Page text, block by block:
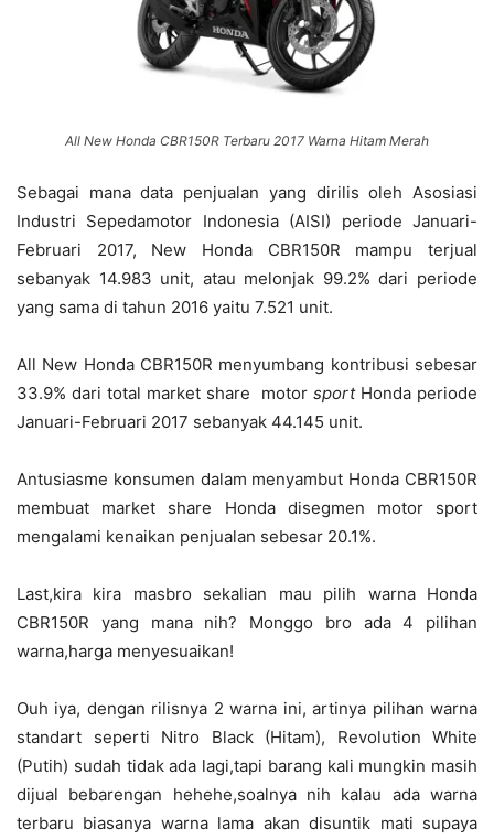
All New Honda CBR150R Terbaru 2017 Warna Hitam Merah
Sebagai mana data penjualan yang dirilis oleh Asosiasi
Industri Sepedamotor Indonesia (AISI) periode Januari-
Februari 2017, New Honda CBR150R mampu terjual
sebanyak 14.983 unit, atau melonjak 99.2% dari periode
yang sama di tahun 2016 yaitu 7.521 unit.
All New Honda CBR150R menyumbang kontribusi sebesar
33.9% dari total market share motor sportHonda periode
Januari-Februari 2017 sebanyak 44.145 unit.
Antusiasme konsumen dalam menyambut Honda CBR150R
membuat market share Honda disegmen motor sport
mengalami kenaikan penjualan sebesar 20.1%.
Last,kira kira masbro sekalian mau pilih warna Honda
CBR150R yang mana nih? Monggo bro ada 4 pilihan
warna,harga menyesuaikan!
Ouh iya, dengan rilisnya 2 warna ini, artinya pilihan warna
standart seperti Nitro Black (Hitam), Revolution White
(Putih) sudah tidak ada lagi,tapi barang kali mungkin masih
dijual bebarengan hehehe,soalnya nih kalau ada warna
terbaru biasanya warna lama akan disuntik mati supaya